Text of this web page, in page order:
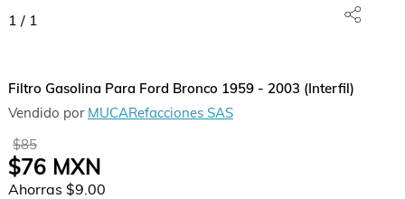
1 / 1
Filtro Gasolina Para Ford Bronco 1959 - 2003 (Interfil)
Vendido por MUCARefacciones SAS
$85
$76MXN
Ahorras $9.00